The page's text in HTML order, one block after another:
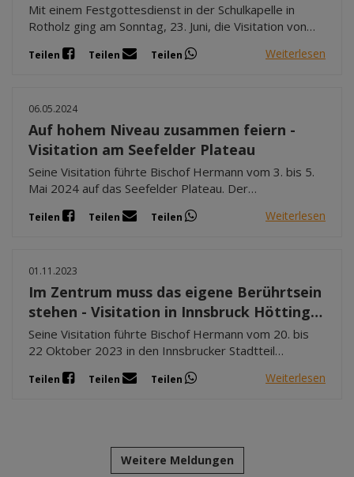
Mit einem Festgottesdienst in der Schulkapelle in
Rotholz ging am Sonntag, 23. Juni, die Visitation von
Seelsorgeraumes St. Margarethen-Strass-Schlitters
Teilen Teilen Teilen Weiterlesen
06.05.2024
Auf hohem Niveau zusammen feiern -
Visitation am Seefelder Plateau
Seine Visitation führte Bischof Hermann vom 3. bis 5.
Mai 2024 auf das Seefelder Plateau. Der
Oberleutasch, Reith bei Seefeld, Scharnitz, Seefeld
Teilen Teilen Teilen Weiterlesen
01.11.2023
Im Zentrum muss das eigene Berührtsein
stehen - Visitation in Innsbruck Höttinger
Au
Seine Visitation führte Bischof Hermann vom 20. bis
22 Oktober 2023 in den Innsbrucker Stadtteil
Petrus Canisius und Guter Hirte
Teilen Teilen Teilen Weiterlesen
Weitere Meldungen